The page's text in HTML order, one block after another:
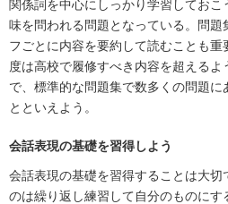
関係詞を中心にしっかり学習してお
味を問われる問題となっている。問題
フごとに内容を要約して読むことも
度は高校で履修すべき内容を超える
で、標準的な問題集で数多くの問題に
とといえよう。
会話表現の基礎を習得しよう
会話表現の基礎を習得することは大切
のは繰り返し練習して自分のものに